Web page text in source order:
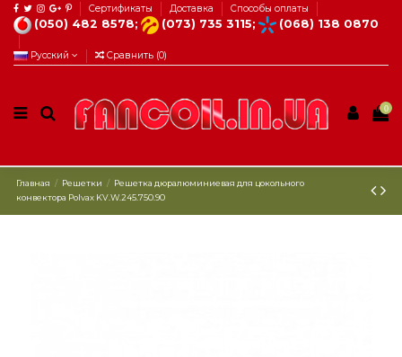
Сертификаты Доставка Способы оплаты
(050) 482 8578; (073) 735 3115; (068) 138 0870
Русский Сравнить (0)
0
Главная Решетки
Решетка дюралюминиевая для цокольного
конвектора Рolvax KV.W.245.750.90